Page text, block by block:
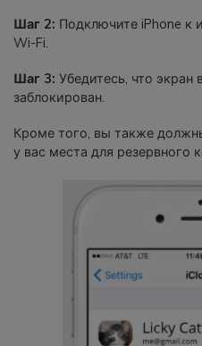
Шаг 2: Подключите iPhone к
Wi-Fi.
Шаг 3: Убедитесь, что экран
заблокирован.
Кроме того, вы также
у вас места для резервного